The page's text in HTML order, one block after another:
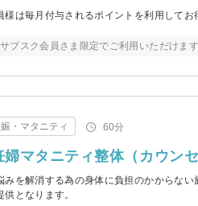
様は毎月付与されるポイントを利用して
ブスク会員さま限定でご利用いただけます
・マタニティ 60分
婦マタニティ整体（カウン
みを解消する為の身体に負担のかからな
となります。